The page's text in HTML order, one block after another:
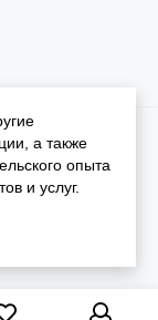
а также
опыта
и услуг.